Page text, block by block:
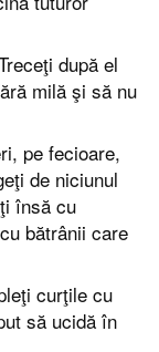
după el
milă şi să nu
pe fecioare,
de niciunul
însă cu
bătrânii care
curţile cu
să ucidă în